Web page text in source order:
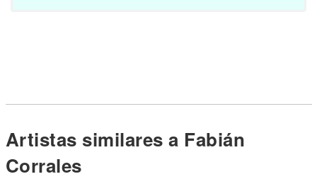
Artistas similares a Fabián
Corrales